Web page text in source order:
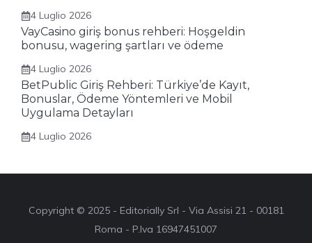
4 Luglio 2026
VayCasino giriş bonus rehberi: Hoşgeldin
bonusu, wagering şartları ve ödeme
4 Luglio 2026
BetPublic Giriş Rehberi: Türkiye’de Kayıt,
Bonuslar, Ödeme Yöntemleri ve Mobil
Uygulama Detayları
4 Luglio 2026
Copyright © 2025 - Editorially Srl - Via Assisi 21 - 00181
Roma - P.Iva 16947451007